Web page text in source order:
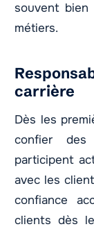
souvent bien
métiers.
carrière
Dès les
confier des
participent
avec les
confiance
clients dès